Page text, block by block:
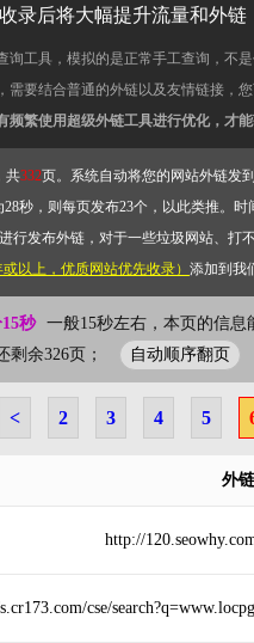
询工具，模拟的是正常手工查询，不
需要结合普通的外链以及友情链接，
频繁使用超级外链工具进行优化，才
共332页。系统自动将您的网站外链发
秒，则每页发布23个，以此类推。时
发布外链，对于一些垃圾网站、打
以上，优质网站优先收录） 添加到我
秒
一般15秒左右，本页的信
剩余326页；
自动顺序翻页
< 2 3 4 5
外
http://
cse/
录后将大幅提升流量和外链